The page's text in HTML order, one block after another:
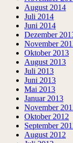
August 2014
Juli 2014
Juni 2014
Dezember
November
Oktober 2013
August 2013
Juli 2013
Juni 2013
Mai 2013
Januar 2013
November
Oktober 2012
September
August 2012